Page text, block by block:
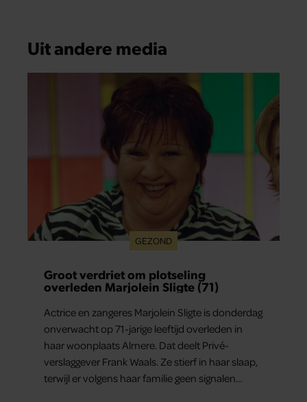
Uit andere media
GEZOND
Groot verdriet om plotseling
overleden Marjolein Sligte (71)
Actrice en zangeres Marjolein Sligte is donderdag
onverwacht op 71-jarige leeftijd overleden in
haar woonplaats Almere. Dat deelt Privé-
verslaggever Frank Waals. Ze stierf in haar slaap,
terwijl er volgens haar familie geen signalen